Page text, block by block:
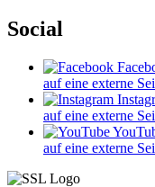
Social
auf eine externe
auf eine externe
auf eine externe